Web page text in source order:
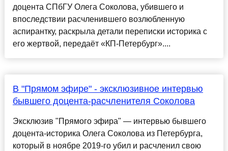
доцента СПбГУ Олега Соколова, убившего и
впоследствии расчленившего возлюбленную
аспирантку, раскрыла детали переписки историка с
его жертвой, передаёт «КП-Петербург»....
В "Прямом эфире" - эксклюзивное интервью
бывшего доцента-расчленителя Соколова
Эксклюзив "Прямого эфира" — интервью бывшего
доцента-историка Олега Соколова из Петербурга,
который в ноябре 2019-го убил и расчленил свою